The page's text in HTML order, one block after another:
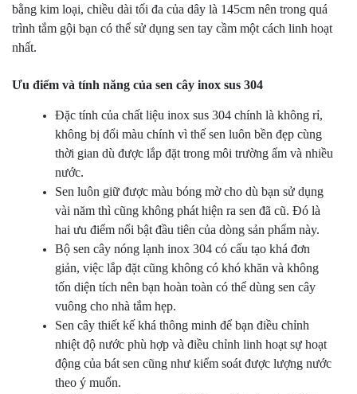
bằng kim loại, chiều dài tối đa của dây là 145cm nên trong quá
trình tắm gội bạn có thể sử dụng sen tay cầm một cách linh hoạt
nhất.
Ưu điểm và tính năng của sen cây inox sus 304
Đặc tính của chất liệu inox sus 304 chính là không rỉ,
không bị đổi màu chính vì thế sen luôn bền đẹp cùng
thời gian dù được lắp đặt trong môi trường ẩm và nhiều
nước.
Sen luôn giữ được màu bóng mờ cho dù bạn sử dụng
vài năm thì cũng không phát hiện ra sen đã cũ. Đó là
hai ưu điểm nổi bật đầu tiên của dòng sản phẩm này.
Bộ sen cây nóng lạnh inox 304 có cấu tạo khá đơn
giản, việc lắp đặt cũng không có khó khăn và không
tốn diện tích nên bạn hoàn toàn có thể dùng sen cây
vuông cho nhà tắm hẹp.
Sen cây thiết kế khá thông minh để bạn điều chỉnh
nhiệt độ nước phù hợp và điều chỉnh linh hoạt sự hoạt
động của bát sen cũng như kiểm soát được lượng nước
theo ý muốn.